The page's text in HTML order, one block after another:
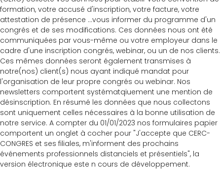
formation, votre accusé d'inscription, votre facture, votre
attestation de présence ...vous informer du programme d'un
congrés et de ses modifications. Ces données nous ont été
communiquées par vous-même ou votre employeur dans le
cadre d'une inscription congrés, webinar, ou un de nos clients.
Ces mêmes données seront également transmises à
notre(nos) client(s) nous ayant indiqué mandat pour
l'organisation de leur propre congrés ou webinar. Nos
newsletters comportent systématqiuement une mention de
désinscription. En résumé les données que nous collectons
sont uniquement celles nécessaires à la bonne utilisation de
notre service. A compter du 01/01/2023 nos formulaires papier
comportent un onglet à cocher pour "J'accepte que CERC-
CONGRES et ses filiales, m'informent des prochains
événements professionnels distanciels et présentiels", la
version électronique este n cours de développement.